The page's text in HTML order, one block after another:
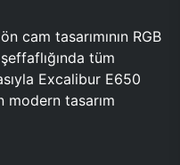
cam tasarımının RGB
tüm
Excalibur E650
modern tasarım